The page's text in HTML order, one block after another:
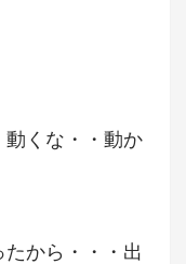
くな・・動か
から・・・出